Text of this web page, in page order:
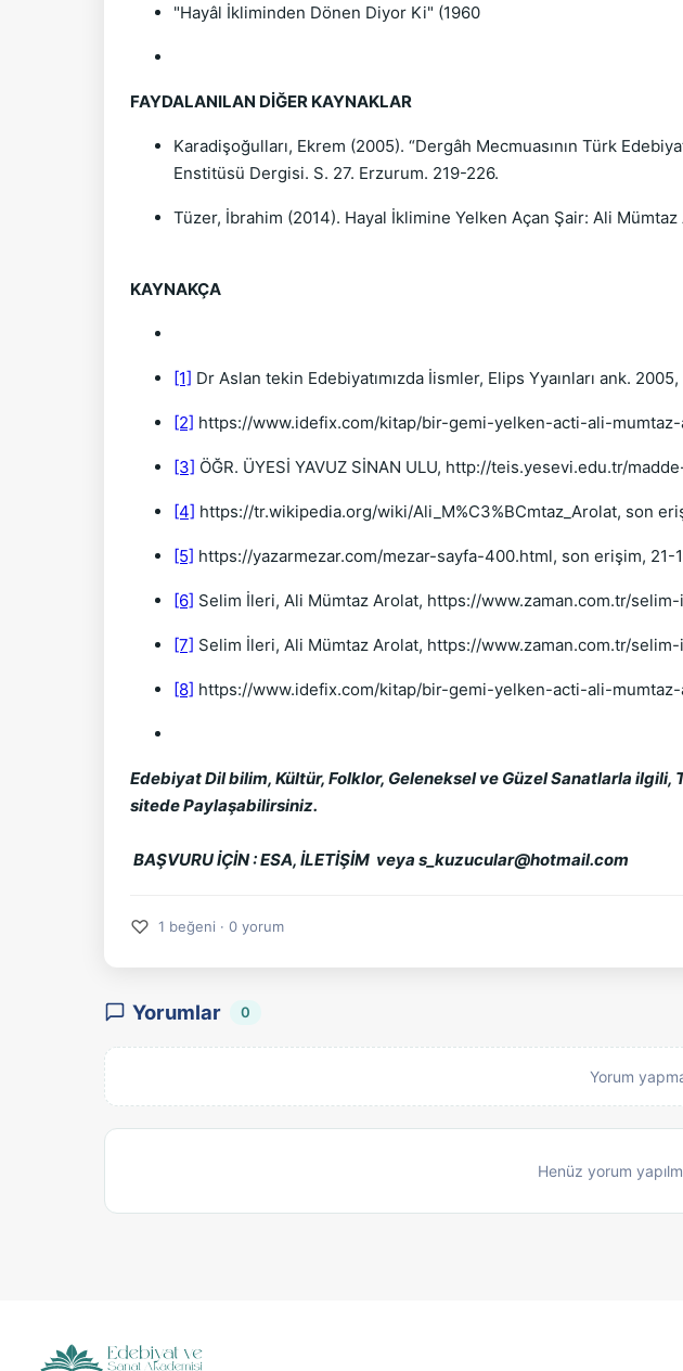
"Hayâl İkliminden Dönen Diyor Ki" (1960
FAYDALANILAN DİĞER KAYNAKLAR
Karadişoğulları, Ekrem (2005). “Dergâh Mecmuasının Türk
Enstitüsü Dergisi. S. 27. Erzurum. 219-226.
Tüzer, İbrahim (2014). Hayal İklimine Yelken Açan Şair: Ali Mümtaz
KAYNAKÇA
[1] Dr Aslan tekin Edebiyatımızda İismler, Elips Yyaınları ank.
[2] https://www.idefix.com/kitap/bir-gemi-yelken-acti-ali-mumtaz-
[3] ÖĞR. ÜYESİ YAVUZ SİNAN ULU, http://teis.yesevi.edu.tr/
[4] https://tr.wikipedia.org/wiki/Ali_M%C3%BCmtaz_Arolat, son
[5] https://yazarmezar.com/mezar-sayfa-400.html, son erişim, 21-
[6] Selim İleri, Ali Mümtaz Arolat, https://www.zaman.com.tr/
[7] Selim İleri, Ali Mümtaz Arolat, https://www.zaman.com.tr/
[8] https://www.idefix.com/kitap/bir-gemi-yelken-acti-ali-mumtaz-
Edebiyat Dil bilim, Kültür, Folklor, Geleneksel ve Güzel Sanatlarla ilgili,
sitede Paylaşabilirsiniz.
BAŞVURU İÇİN : ESA, İLETİŞİM veya s_kuzucular@hotmail.com
♡ 1 beğeni · 0 yorum
Yorumlar 0
Yorum
Henüz yorum